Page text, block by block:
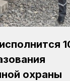
охраны